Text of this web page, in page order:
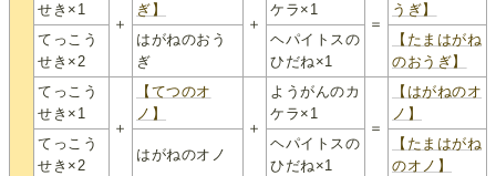
せき×1
＋
ぎ】
＋
ケラ×1
＝
うぎ】
てっこう
せき×2
はがねのおう
ぎ
ヘパイトスの
ひだね×1
【たまはがね
のおうぎ】
てっこう
せき×1
＋
【てつのオ
ノ】
＋
ようがんのカ
ケラ×1
＝
【はがねのオ
ノ】
てっこう
せき×2
はがねのオノ
ヘパイトスの
ひだね×1
【たまはがね
のオノ】